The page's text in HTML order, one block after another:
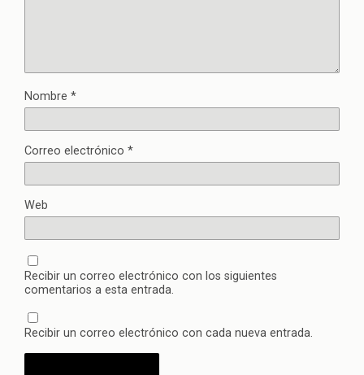
Nombre *
Correo electrónico *
Web
Recibir un correo electrónico con los siguientes
comentarios a esta entrada.
Recibir un correo electrónico con cada nueva entrada.